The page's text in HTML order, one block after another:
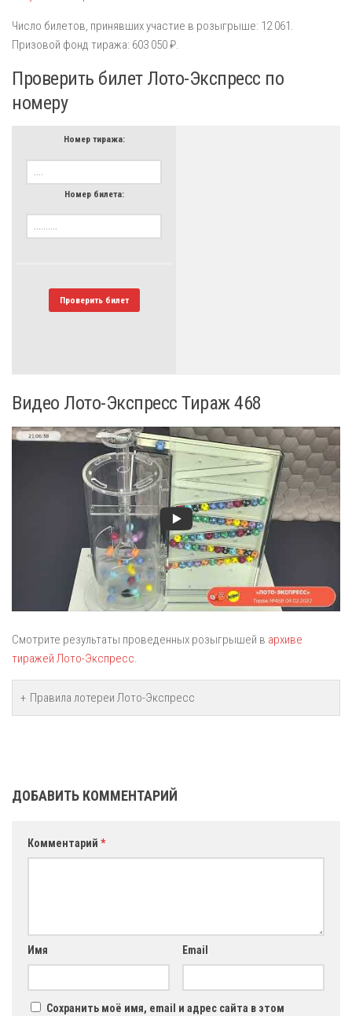
Число билетов, принявших участие в розыгрыше: 12 061.
Призовой фонд тиража: 603 050 ₽.
Проверить билет Лото-Экспресс по
номеру
Номер тиража:
Номер билета:
Проверить билет
Видео Лото-Экспресс Тираж 468
Смотрите результаты проведенных розыгрышей в архиве
тиражей Лото-Экспресс.
Правила лотереи Лото-Экспресс
ДОБАВИТЬ КОММЕНТАРИЙ
Комментарий *
Имя Email
Сохранить моё имя, email и адрес сайта в этом